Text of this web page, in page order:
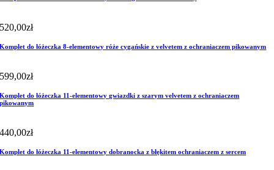
520,00zł
Komplet do łóżeczka 8-elementowy róże cygańskie z velvetem z ochraniaczem pikowanym
599,00zł
Komplet do łóżeczka 11-elementowy gwiazdki z szarym velvetem z ochraniaczem
pikowanym
440,00zł
Komplet do łóżeczka 11-elementowy dobranocka z błękitem ochraniaczem z sercem